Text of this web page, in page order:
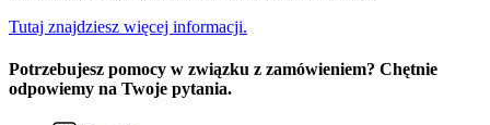
Tutaj znajdziesz więcej informacji.
Potrzebujesz pomocy w związku z zamówieniem? Chętnie
odpowiemy na Twoje pytania.